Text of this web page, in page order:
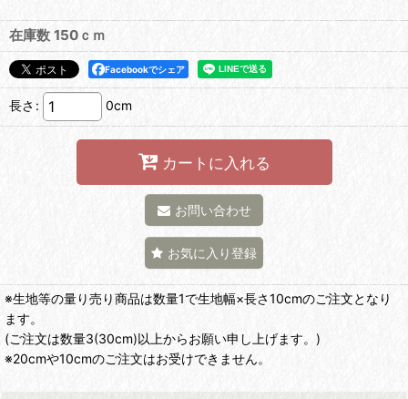
在庫数 150ｃｍ
Facebookでシェア
長さ : 0cm
カートに入れる
お問い合わせ
お気に入り登録
※生地等の量り売り商品は数量1で生地幅×長さ10cmのご注文となり
ます。
(ご注文は数量3(30cm)以上からお願い申し上げます。)
※20cmや10cmのご注文はお受けできません。